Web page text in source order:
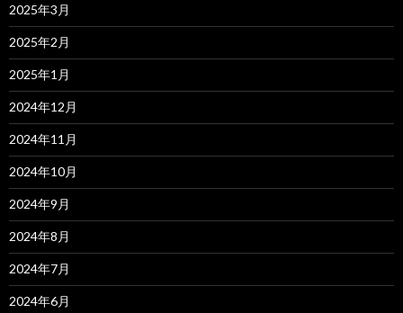
2025年3月
2025年2月
2025年1月
2024年12月
2024年11月
2024年10月
2024年9月
2024年8月
2024年7月
2024年6月